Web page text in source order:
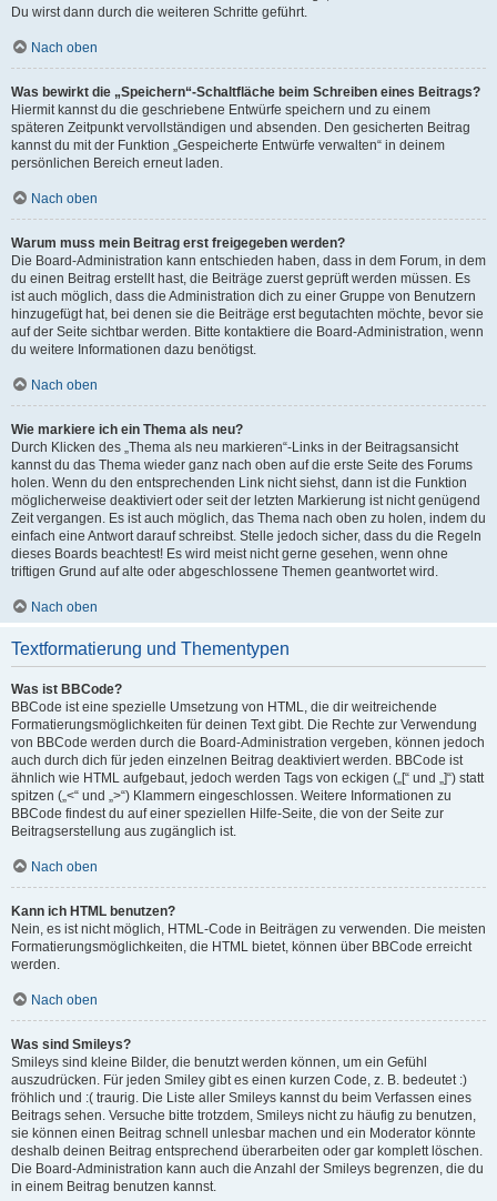
Du wirst dann durch die weiteren Schritte geführt.
Nach oben
Was bewirkt die „Speichern“-Schaltfläche beim Schreiben eines Beitrags?
Hiermit kannst du die geschriebene Entwürfe speichern und zu einem
späteren Zeitpunkt vervollständigen und absenden. Den gesicherten Beitrag
kannst du mit der Funktion „Gespeicherte Entwürfe verwalten“ in deinem
persönlichen Bereich erneut laden.
Nach oben
Warum muss mein Beitrag erst freigegeben werden?
Die Board-Administration kann entschieden haben, dass in dem Forum, in dem
du einen Beitrag erstellt hast, die Beiträge zuerst geprüft werden müssen. Es
ist auch möglich, dass die Administration dich zu einer Gruppe von Benutzern
hinzugefügt hat, bei denen sie die Beiträge erst begutachten möchte, bevor sie
auf der Seite sichtbar werden. Bitte kontaktiere die Board-Administration, wenn
du weitere Informationen dazu benötigst.
Nach oben
Wie markiere ich ein Thema als neu?
Durch Klicken des „Thema als neu markieren“-Links in der Beitragsansicht
kannst du das Thema wieder ganz nach oben auf die erste Seite des Forums
holen. Wenn du den entsprechenden Link nicht siehst, dann ist die Funktion
möglicherweise deaktiviert oder seit der letzten Markierung ist nicht genügend
Zeit vergangen. Es ist auch möglich, das Thema nach oben zu holen, indem du
einfach eine Antwort darauf schreibst. Stelle jedoch sicher, dass du die Regeln
dieses Boards beachtest! Es wird meist nicht gerne gesehen, wenn ohne
triftigen Grund auf alte oder abgeschlossene Themen geantwortet wird.
Nach oben
Textformatierung und Thementypen
Was ist BBCode?
BBCode ist eine spezielle Umsetzung von HTML, die dir weitreichende
Formatierungsmöglichkeiten für deinen Text gibt. Die Rechte zur Verwendung
von BBCode werden durch die Board-Administration vergeben, können jedoch
auch durch dich für jeden einzelnen Beitrag deaktiviert werden. BBCode ist
ähnlich wie HTML aufgebaut, jedoch werden Tags von eckigen („[“ und „]“) statt
spitzen („<“ und „>“) Klammern eingeschlossen. Weitere Informationen zu
BBCode findest du auf einer speziellen Hilfe-Seite, die von der Seite zur
Beitragserstellung aus zugänglich ist.
Nach oben
Kann ich HTML benutzen?
Nein, es ist nicht möglich, HTML-Code in Beiträgen zu verwenden. Die meisten
Formatierungsmöglichkeiten, die HTML bietet, können über BBCode erreicht
werden.
Nach oben
Was sind Smileys?
Smileys sind kleine Bilder, die benutzt werden können, um ein Gefühl
auszudrücken. Für jeden Smiley gibt es einen kurzen Code, z. B. bedeutet :)
fröhlich und :( traurig. Die Liste aller Smileys kannst du beim Verfassen eines
Beitrags sehen. Versuche bitte trotzdem, Smileys nicht zu häufig zu benutzen,
sie können einen Beitrag schnell unlesbar machen und ein Moderator könnte
deshalb deinen Beitrag entsprechend überarbeiten oder gar komplett löschen.
Die Board-Administration kann auch die Anzahl der Smileys begrenzen, die du
in einem Beitrag benutzen kannst.